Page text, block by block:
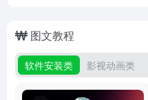
图文教程
软件安装类 影视动画类